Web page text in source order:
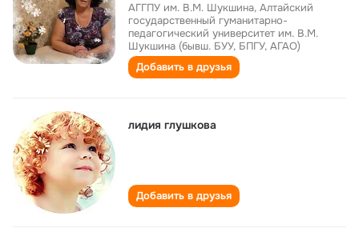
АГГПУ им. В.М. Шукшина, Алтайский
государственный гуманитарно-
педагогический университет им. В.М.
Шукшина (бывш. БУУ, БПГУ, АГАО)
Добавить в друзья
лидия глушкова
Добавить в друзья